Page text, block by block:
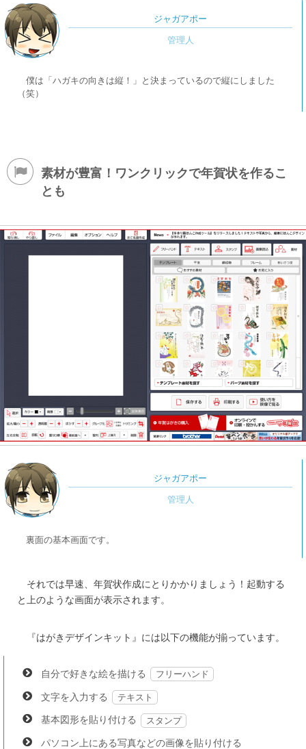
ジャガアポー
僕は「ハガキの向きは縦！」と決まっているので縦にしました
（笑）
素材が豊富！ワンクリックで年賀状を作るこ
とも
ジャガアポー
裏面の基本画面です。
それでは早速、年賀状作成にとりかかりましょう！起動する
と上のような画面が表示されます。
『はがきデザインキット』には以下の機能が揃っています。
自分で好きな絵を描ける フリーハンド
文字を入力する テキスト
基本図形を貼り付ける スタンプ
パソコン上にある写真などの画像を貼り付ける